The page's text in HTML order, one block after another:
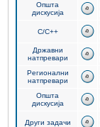
Општа
дискусија
C/C++
Државни
натпревари
Регионални
натпревари
Општа
дискусија
Други задачи